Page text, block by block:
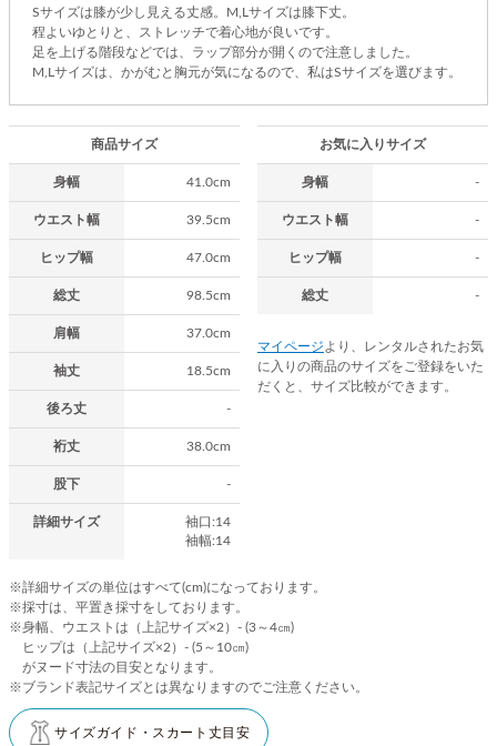
Sサイズは膝が少し見える丈感。M,Lサイズは膝下丈。
程よいゆとりと、ストレッチで着心地が良いです。
足を上げる階段などでは、ラップ部分が開くので注意しました。
M,Lサイズは、かがむと胸元が気になるので、私はSサイズを選びます。
商品サイズ
身幅 41.0cm
ウエスト幅 39.5cm
ヒップ幅 47.0cm
総丈 98.5cm
肩幅 37.0cm
袖丈 18.5cm
後ろ丈 -
裄丈 38.0cm
股下 -
詳細サイズ
袖口:14
袖幅:14
お気に入りサイズ
身幅 -
ウエスト幅 -
ヒップ幅 -
総丈 -
マイページ より、レンタルされたお気
に入りの商品のサイズをご登録をいた
だくと、サイズ比較ができます。
※詳細サイズの単位はすべて(cm)になっております。
※採寸は、平置き採寸をしております。
※身幅、ウエストは（上記サイズ×2）- (3～4㎝)
ヒップは（上記サイズ×2）- (5～10㎝)
がヌード寸法の目安となります。
※ブランド表記サイズとは異なりますのでご注意ください。
サイズガイド・スカート丈目安